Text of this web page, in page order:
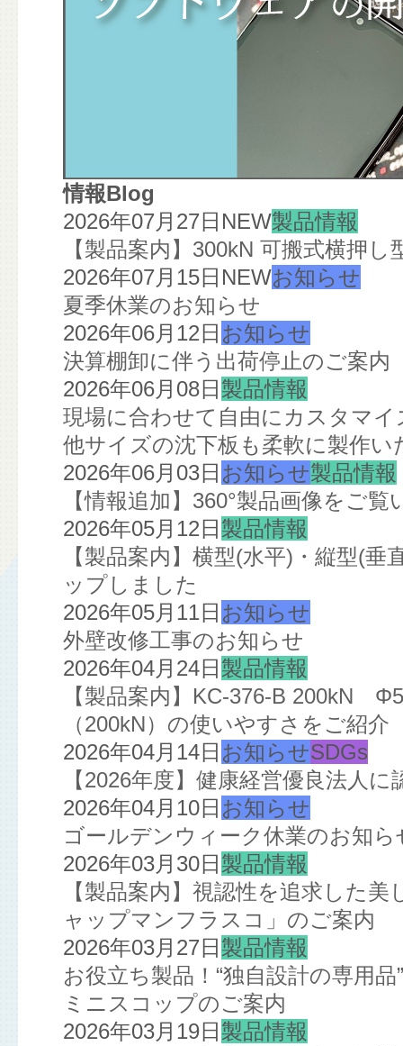
情報Blog
2026年07月27日 NEW製品情報
【製品案内】300kN 可搬式横押し
2026年07月15日 NEWお知らせ
夏季休業のお知らせ
2026年06月12日 お知らせ
決算棚卸に伴う出荷停止のご案内
2026年06月08日 製品情報
現場に合わせて自由にカスタマ
他サイズの沈下板も柔軟に製作い
2026年06月03日 お知らせ製品情報
【情報追加】360°製品画像をご
2026年05月12日 製品情報
【製品案内】横型(水平)・縦型(
ップしました
2026年05月11日 お知らせ
外壁改修工事のお知らせ
2026年04月24日 製品情報
【製品案内】KC-376-B 200kN
（200kN）の使いやすさをご紹介
2026年04月14日 お知らせSDGs
【2026年度】健康経営優良法人
2026年04月10日 お知らせ
ゴールデンウィーク休業のお知ら
2026年03月30日 製品情報
【製品案内】視認性を追求した
ャップマンフラスコ」のご案内
2026年03月27日 製品情報
お役立ち製品！“独自設計の専用
ミニスコップのご案内
2026年03月19日 製品情報